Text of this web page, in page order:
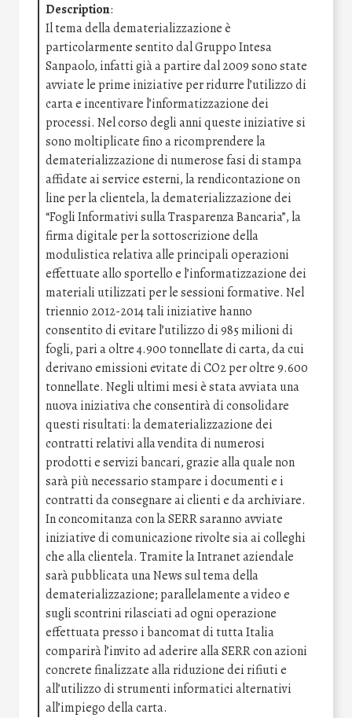
Description:
Il tema della dematerializzazione è
particolarmente sentito dal Gruppo Intesa
Sanpaolo, infatti già a partire dal 2009 sono state
avviate le prime iniziative per ridurre l’utilizzo di
carta e incentivare l’informatizzazione dei
processi. Nel corso degli anni queste iniziative si
sono moltiplicate fino a ricomprendere la
dematerializzazione di numerose fasi di stampa
affidate ai service esterni, la rendicontazione on
line per la clientela, la dematerializzazione dei
“Fogli Informativi sulla Trasparenza Bancaria”, la
firma digitale per la sottoscrizione della
modulistica relativa alle principali operazioni
effettuate allo sportello e l’informatizzazione dei
materiali utilizzati per le sessioni formative. Nel
triennio 2012-2014 tali iniziative hanno
consentito di evitare l’utilizzo di 985 milioni di
fogli, pari a oltre 4.900 tonnellate di carta, da cui
derivano emissioni evitate di CO2 per oltre 9.600
tonnellate. Negli ultimi mesi è stata avviata una
nuova iniziativa che consentirà di consolidare
questi risultati: la dematerializzazione dei
contratti relativi alla vendita di numerosi
prodotti e servizi bancari, grazie alla quale non
sarà più necessario stampare i documenti e i
contratti da consegnare ai clienti e da archiviare.
In concomitanza con la SERR saranno avviate
iniziative di comunicazione rivolte sia ai colleghi
che alla clientela. Tramite la Intranet aziendale
sarà pubblicata una News sul tema della
dematerializzazione; parallelamente a video e
sugli scontrini rilasciati ad ogni operazione
effettuata presso i bancomat di tutta Italia
comparirà l’invito ad aderire alla SERR con azioni
concrete finalizzate alla riduzione dei rifiuti e
all’utilizzo di strumenti informatici alternativi
all’impiego della carta.